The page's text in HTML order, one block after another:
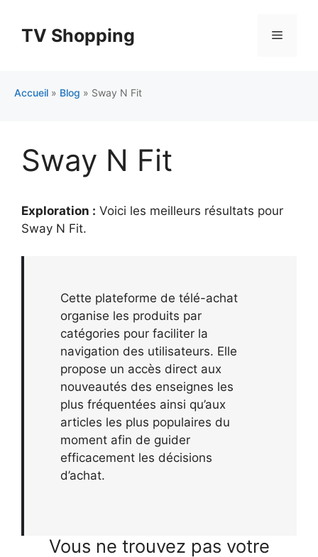
contenuTV Shopping Menu
Accueil » Blog » Sway N Fit
Sway N Fit
Exploration : Voici les meilleurs résultats pour
Sway N Fit.
Cette plateforme de télé-achat
organise les produits par
catégories pour faciliter la
navigation des utilisateurs. Elle
propose un accès direct aux
nouveautés des enseignes les
plus fréquentées ainsi qu’aux
articles les plus populaires du
moment afin de guider
efficacement les décisions
d’achat.
Vous ne trouvez pas votre